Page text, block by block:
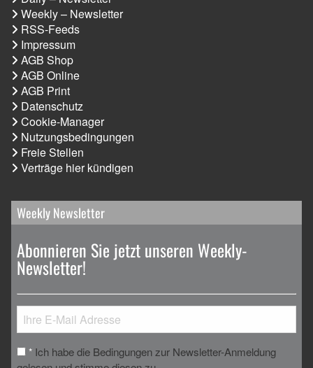
Weekly – Newsletter
RSS-Feeds
Impressum
AGB Shop
AGB Online
AGB Print
Datenschutz
Cookie-Manager
Nutzungsbedingungen
Freie Stellen
Verträge hier kündigen
Weekly Newsletter
Abonnieren Sie jetzt unseren Weekly-
Newsletter!
* Ich habe die Bedingungen zur Newsletter-Anmeldung